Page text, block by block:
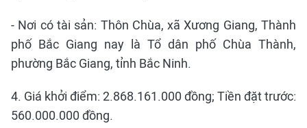
- Nơi có tài sản: Thôn Chùa, xã Xương Giang, Thành
phố Bắc Giang nay là Tổ dân phố Chùa Thành,
phường Bắc Giang, tỉnh Bắc Ninh.
4. Giá khởi điểm: 2.868.161.000 đồng; Tiền đặt trước:
560.000.000 đồng.